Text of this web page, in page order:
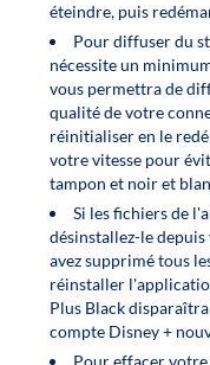
éteindre, puis
Pour diffuser du
nécessite un
vous permettra de
qualité de votre
réinitialiser en le
votre vitesse pour
tampon et noir et
Si les fichiers de
désinstallez-le
avez supprimé tous
réinstaller
Plus Black
compte Disney +